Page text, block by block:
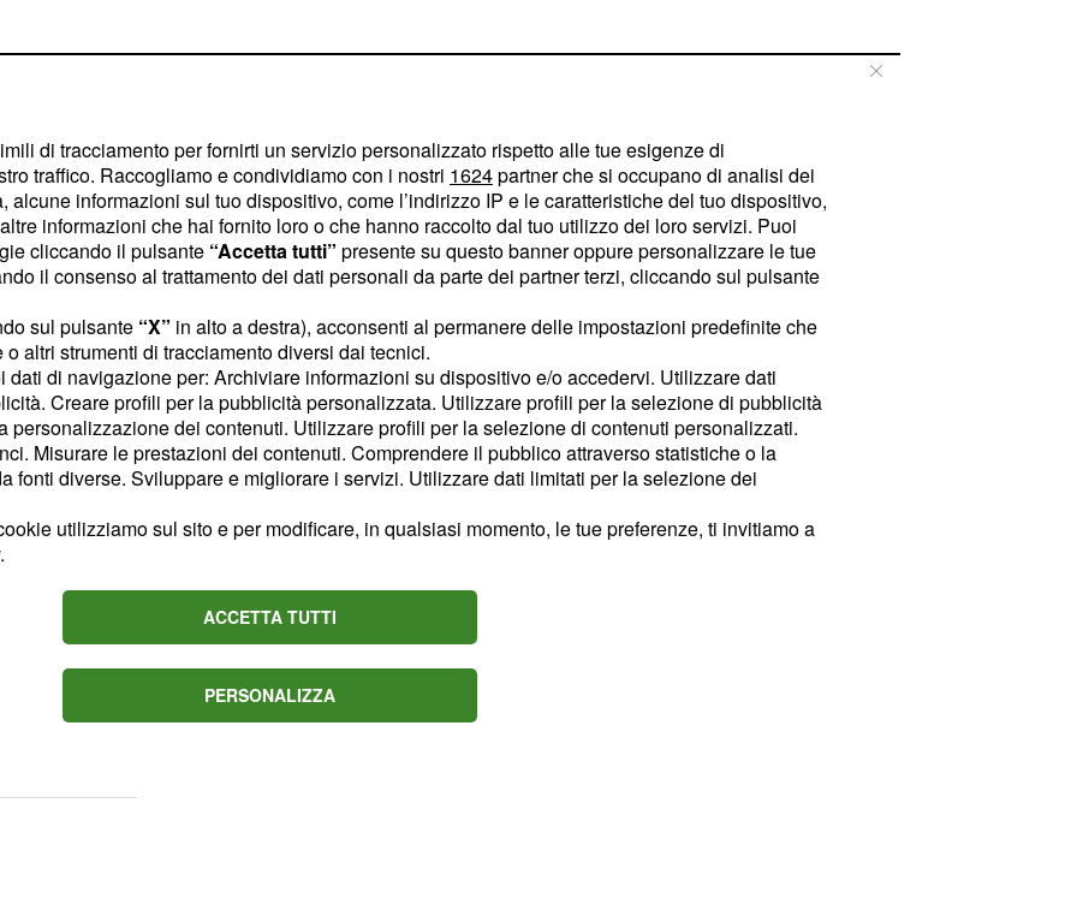
migliori famiglie, questi
israeliano con tono
sempre il modo di
amici”.
l'escalation
sono emerse
e di
intenseoperazioni
Netanyahu si è recato
di Israele,
determinazione e
obiettivi di Hezbollah
di tracciamento per fornirti un servizio personalizzato rispetto alle tue esigenze di
traffico. Raccogliamo e condividiamo con i nostri 1624partner che si occupano di analisi dei
informazioni sul tuo dispositivo, come l’indirizzo IP e le caratteristiche del tuo dispositivo,
informazioni che hai fornito loro o che hanno raccolto dal tuo utilizzo dei loro servizi. Puoi
cliccando il pulsante “Accetta tutti” presente su questo banner oppure personalizzare le tue
il consenso al trattamento dei dati personali da parte dei partner terzi, cliccando sul pulsante
sul pulsante “X” in alto a destra), acconsenti al permanere delle impostazioni predefinite che
altri strumenti di tracciamento diversi dai tecnici.
dati di navigazione per: Archiviare informazioni su dispositivo e/o accedervi. Utilizzare dati
Creare profili per la pubblicità personalizzata. Utilizzare profili per la selezione di pubblicità
personalizzazione dei contenuti. Utilizzare profili per la selezione di contenuti personalizzati.
Misurare le prestazioni dei contenuti. Comprendere il pubblico attraverso statistiche o la
fonti diverse. Sviluppare e migliorare i servizi. Utilizzare dati limitati per la selezione dei
utilizziamo sul sito e per modificare, in qualsiasi momento, le tue preferenze, ti invitiamo a
.
ACCETTA TUTTI
PERSONALIZZA